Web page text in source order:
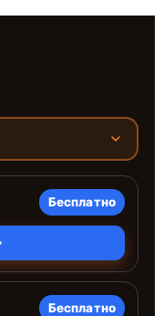
Бесплатно
Бесплатно